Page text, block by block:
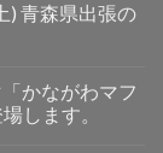
) 青森県出張の
かながわマフ
します。